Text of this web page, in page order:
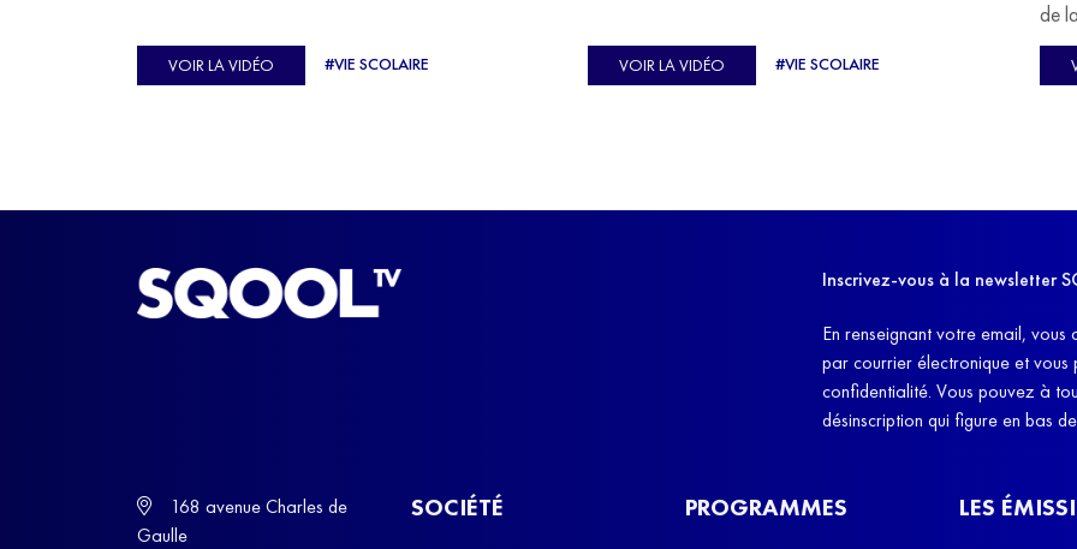
Ulysse Soriano, vice-champion d'Europe de Horse-
ball, qui a failli abandonner ses études avant de
VOIR LA VIDÉO #VIE SCOLAIRE
C'est l'histoire de nombreux réfugiés, et notamment
celle de Lisa Machukha, que nous vous proposons de
VOIR LA VIDÉO #VIE SCOLAIRE
de
Inscrivez-vous à la newsletter
En renseignant votre email,
par courrier électronique et
confidentialité. Vous pouvez à
désinscription qui figure en bas
168 avenue Charles de
Gaulle
SOCIÉTÉ PROGRAMMES LES